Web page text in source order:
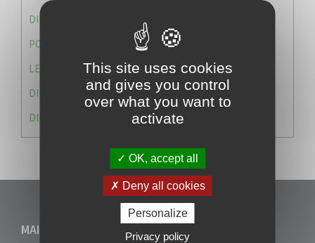
DIRECTION DES SERVICES TECHNIQUES
POLICE MUNICIPALE
LE CABINET DU MAIRE
DIRECTION DES RESSOURCES ET MOYENS
DIRECTION DU DEVELLOPPEMENT URBAIN DURABL
MAIRIE DU VAUCLIN
This site uses cookies
and gives you control
over what you want to
activate
OK, accept all
Deny all cookies
Personalize
Privacy policy